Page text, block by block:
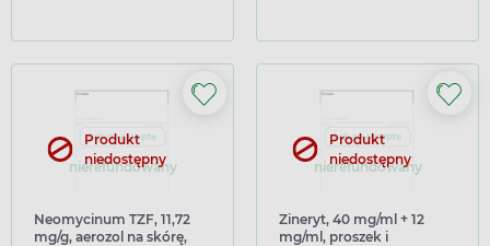
nierefundowany
Produkt
niedostępny
Neomycinum TZF, 11,72
mg/g, aerozol na skórę,
nierefundowany
Produkt
niedostępny
Zineryt, 40 mg/ml + 12
mg/ml, proszek i